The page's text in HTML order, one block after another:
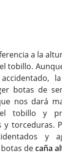
a la
tobillo.
botas de
nos dará
tobillo y
y torceduras.
y
decaña